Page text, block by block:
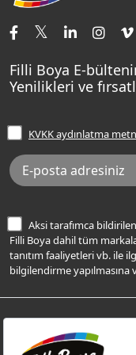
Tavan Boyaları
Ev Bakım ve Hobi
Yatak Odası Renkleri
Sentomaxx
Sentomaxx İpeksi
Momento Life
Şampanya Rengi
Açık Mavi Rengi
Frezya Rengi
İletişim Bilgilerimiz
Renk Danışma
Filli Ustam
Sıkça Sorulan Sorular
Ücretsiz Yalıtım
Bilgi Toplumu
İnternet Sitesi
KVKK Talep Formu
KVKK Aydınlatma
Filli Boya E-
Yenilikleri ve
KVKK aydınlatma
Aksi tarafımca
Filli Boya dahil tüm
tanıtım faaliyetleri vb. ile
bilgilendirme